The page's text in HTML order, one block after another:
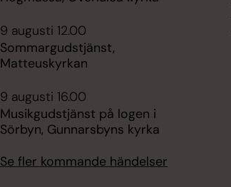
9 augusti 12.00
Sommargudstjänst,
Matteuskyrkan
9 augusti 16.00
Musikgudstjänst på logen i
Sörbyn, Gunnarsbyns kyrka
Se fler kommande händelser